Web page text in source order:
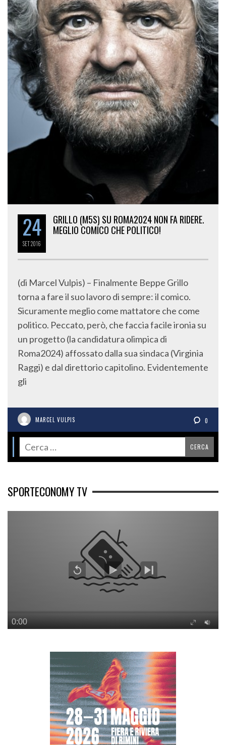
24
SET2016
GRILLO (M5S) SU ROMA2024 NON FA RIDERE.
MEGLIO COMICO CHE POLITICO!
(di Marcel Vulpis) – Finalmente Beppe Grillo
torna a fare il suo lavoro di sempre: il comico.
Sicuramente meglio come mattatore che come
politico. Peccato, però, che faccia facile ironia su
un progetto (la candidatura olimpica di
Roma2024) affossato dalla sua sindaca (Virginia
Raggi) e dal direttorio capitolino. Evidentemente
gli
MARCEL VULPIS 0
SPORTECONOMY TV